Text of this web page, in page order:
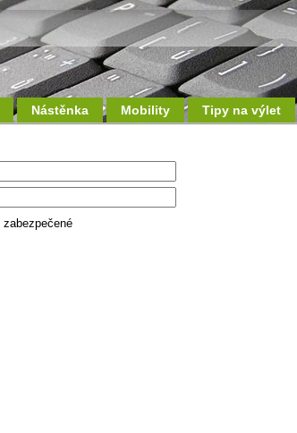
Nástěnka Mobility Tipy na výlet
zabezpečené